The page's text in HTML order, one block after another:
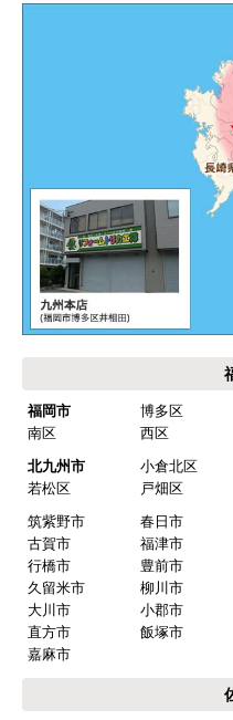
福岡市 博多区
南区
西区
北九州市
小倉北区
若松区
戸畑区
筑紫野市
春日市
古賀市
福津市
行橋市
豊前市
久留米市
柳川市
大川市
小郡市
直方市
飯塚市
嘉麻市